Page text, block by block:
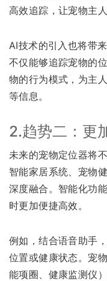
高效追踪，让宠物主
AI技术的引入也将带
不仅能够追踪宠物的
物的行为模式，为主
等信息。
2.趋势二：更
未来的宠物定位器将
智能家居系统、宠物
深度融合。智能化功
时更加便捷高效。
例如，结合语音助手
位置或健康状态。宠
能项圈、健康监测仪